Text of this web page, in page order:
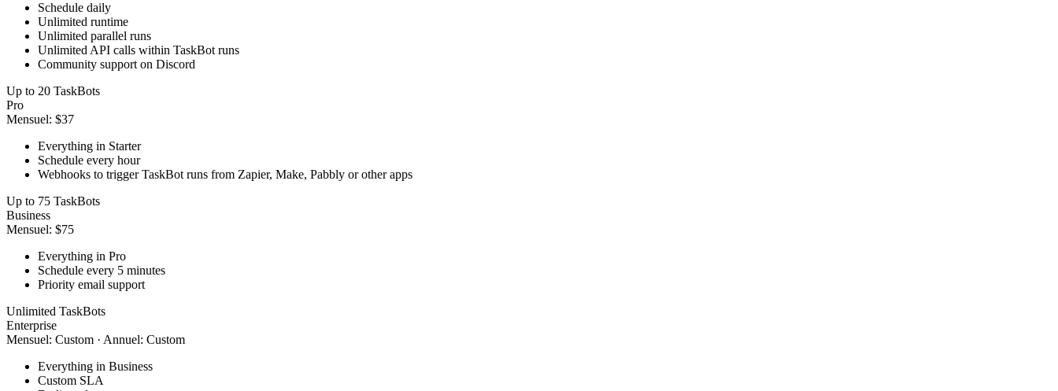
Schedule daily
Unlimited runtime
Unlimited parallel runs
Unlimited API calls within TaskBot runs
Community support on Discord
Up to 20 TaskBots
Pro
Mensuel: $37
Everything in Starter
Schedule every hour
Webhooks to trigger TaskBot runs from Zapier, Make, Pabbly or other apps
Up to 75 TaskBots
Business
Mensuel: $75
Everything in Pro
Schedule every 5 minutes
Priority email support
Unlimited TaskBots
Enterprise
Mensuel: Custom · Annuel: Custom
Everything in Business
Custom SLA